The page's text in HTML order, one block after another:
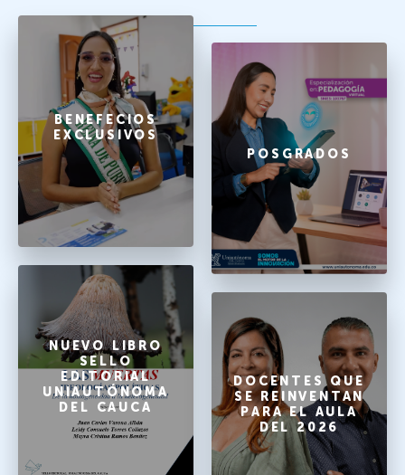
BENEFECIOS
EXCLUSIVOS
POSGRADOS
NUEVO LIBRO
SELLO
EDITORIAL
UNIAUTÓNOMA
DEL CAUCA
DOCENTES QUE
SE REINVENTAN
PARA EL AULA
DEL 2026